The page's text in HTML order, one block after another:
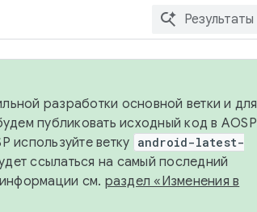
разработки основной ветки и для
публиковать исходный код в AOSP
используйте ветку android-latest-
ссылаться на самый последний
см. раздел «Изменения в